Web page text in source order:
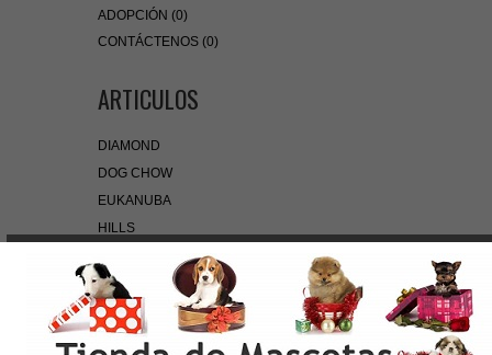
ADOPCIÓN (0)
CONTÁCTENOS (0)
ARTICULOS
DIAMOND
DOG CHOW
EUKANUBA
HILLS
NUTRA NUGGETS
OF THE WILD
PEDIGREE
PRO PLAN